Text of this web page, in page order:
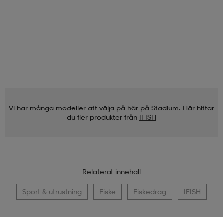
Vi har många modeller att välja på här på Stadium. Här hittar
du fler produkter från IFISH
Relaterat innehåll
Sport & utrustning Fiske Fiskedrag IFISH